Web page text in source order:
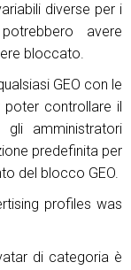
diverse per i
avere
bloccato.
GEO con le
poter controllare il
amministratori
predefinita per
del blocco GEO.
profiles was
di categoria è